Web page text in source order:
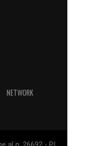
NETWORK